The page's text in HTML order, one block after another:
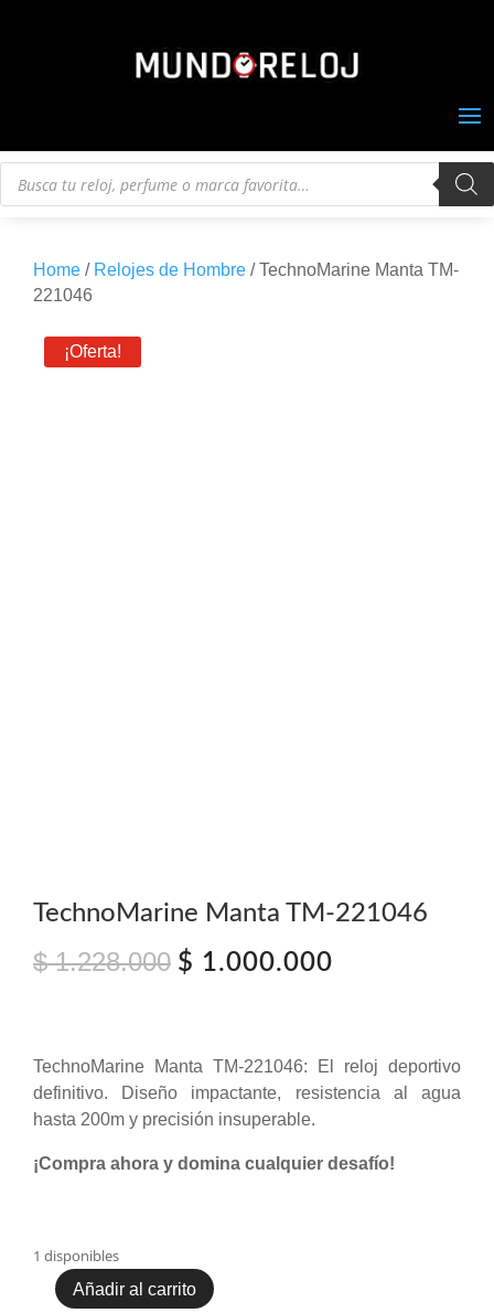
Búsqueda
Home / Relojes de Hombre / TechnoMarine Manta TM-
221046
¡Oferta!
TechnoMarine Manta TM-221046
$1.228.000 El
$ 1.228.000.
$ 1.000.000
$ 1.000.000.
TechnoMarine Manta TM-221046: El reloj deportivo
definitivo. Diseño impactante, resistencia al agua
hasta 200m y precisión insuperable.
¡Compra ahora y domina cualquier desafío!
1 disponibles
TechnoMarine
Añadir al carrito